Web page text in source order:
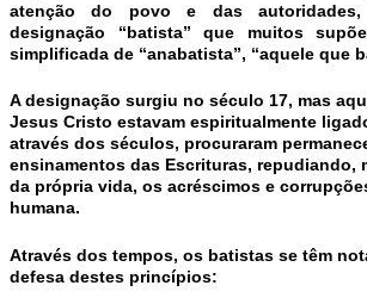
atenção do povo e das
designação “batista” que muitos
simplificada de “anabatista”, “aquele que
A designação surgiu no século 17, mas
Jesus Cristo estavam espiritualmente
através dos séculos, procuraram
ensinamentos das Escrituras, repudiando,
da própria vida, os acréscimos e
humana.
Através dos tempos, os batistas se têm
defesa destes princípios: